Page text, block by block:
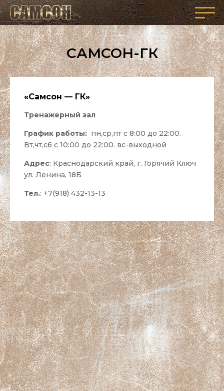
САМСОН-ГК
«Самсон — ГК»
Тренажерный зал
График работы: пн,ср,пт с 8:00 до 22:00.
Вт,чт,сб с 10:00 до 22:00. вс-выходной
Адрес: Краснодарский край, г. Горячий Ключ
ул. Ленина, 18Б
Тел.: +7(918) 432-13-13